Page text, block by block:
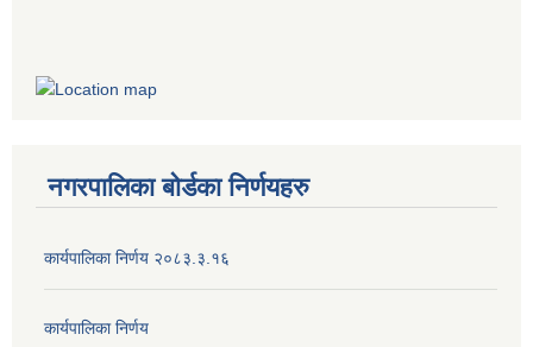
नगरपालिका बोर्डका निर्णयहरु
कार्यपालिका निर्णय २०८३.३.१६
कार्यपालिका निर्णय